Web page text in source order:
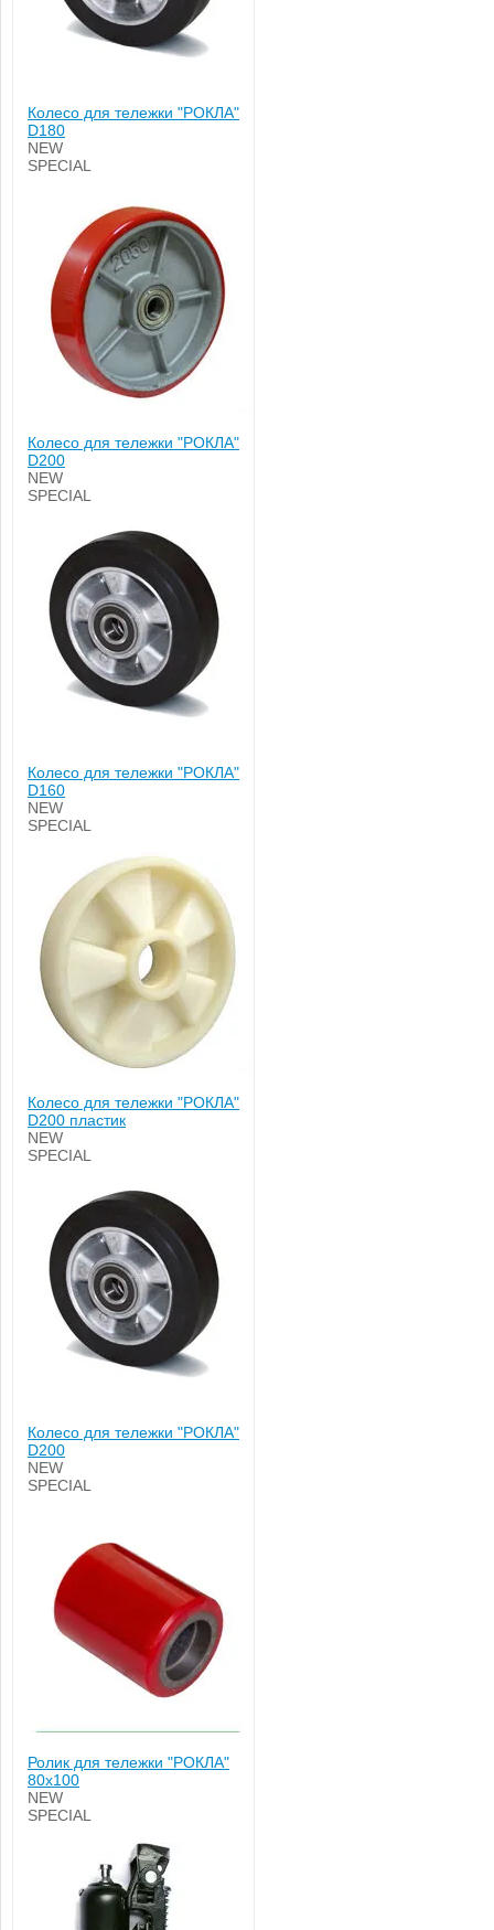
Колесо для тележки "РОКЛА"
D180
NEW
SPECIAL
Колесо для тележки "РОКЛА"
D200
NEW
SPECIAL
Колесо для тележки "РОКЛА"
D160
NEW
SPECIAL
Колесо для тележки "РОКЛА"
D200 пластик
NEW
SPECIAL
Колесо для тележки "РОКЛА"
D200
NEW
SPECIAL
Ролик для тележки "РОКЛА"
80х100
NEW
SPECIAL